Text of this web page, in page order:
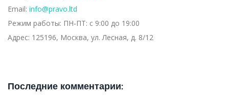
Email: info@pravo.ltd
Режим работы: ПН-ПТ: с 9:00 до 19:00
Адрес: 125196, Москва, ул. Лесная, д. 8/12
Последние комментарии: